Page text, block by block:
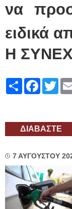
να
ειδικά
Η
Share
ΔΙΑΒΑΣΤΕ
7 ΑΥΓΟΥΣΤΟΥ